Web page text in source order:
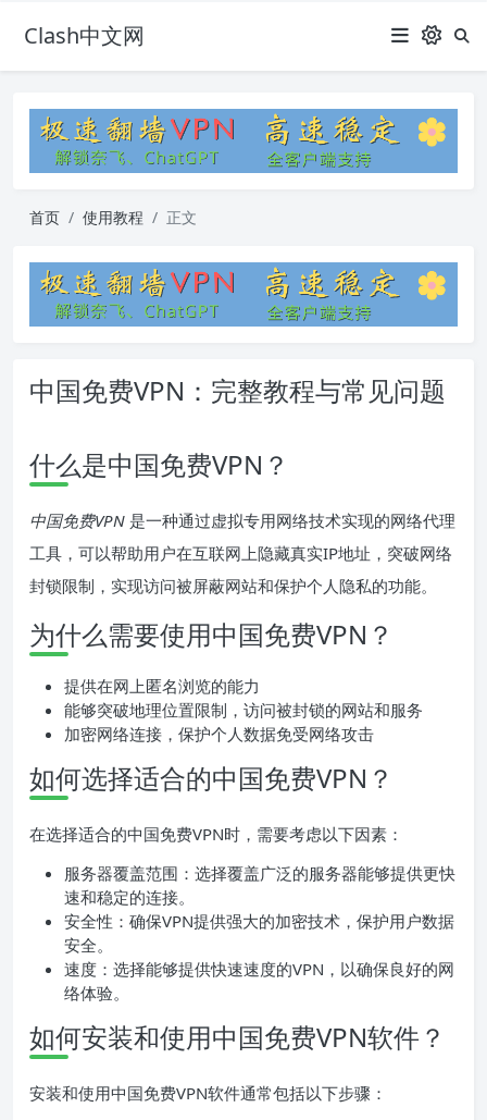
Clash中文网
首页 使用教程 正文
中国免费VPN：完整教程与常见问题
什么是中国免费VPN？
中国免费VPN 是一种通过虚拟专用网络技术实现的网络代理
工具，可以帮助用户在互联网上隐藏真实IP地址，突破网络
封锁限制，实现访问被屏蔽网站和保护个人隐私的功能。
为什么需要使用中国免费VPN？
提供在网上匿名浏览的能力
能够突破地理位置限制，访问被封锁的网站和服务
加密网络连接，保护个人数据免受网络攻击
如何选择适合的中国免费VPN？
在选择适合的中国免费VPN时，需要考虑以下因素：
服务器覆盖范围：选择覆盖广泛的服务器能够提供更快
速和稳定的连接。
安全性：确保VPN提供强大的加密技术，保护用户数据
安全。
速度：选择能够提供快速速度的VPN，以确保良好的网
络体验。
如何安装和使用中国免费VPN软件？
安装和使用中国免费VPN软件通常包括以下步骤：